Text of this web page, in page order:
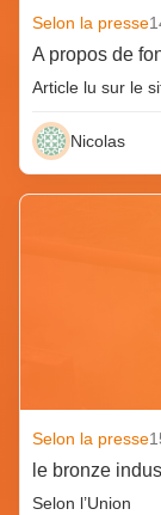
Selon la presse
A propos de
Article lu sur le
Nicolas
Selon la presse
le bronze
Selon l’Union